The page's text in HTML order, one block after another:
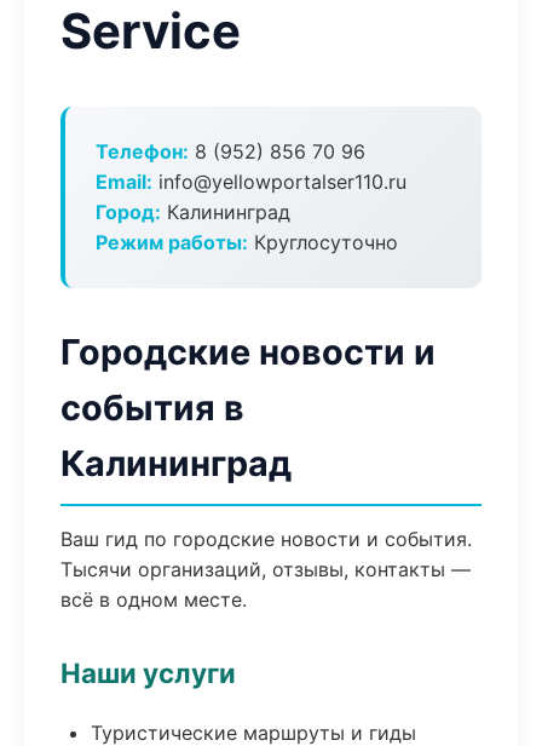
Service
Телефон: 8 (952) 856 70 96
Email: info@yellowportalser110.ru
Город: Калининград
Режим работы: Круглосуточно
Городские новости и
события в
Калининград
Ваш гид по городские новости и события.
Тысячи организаций, отзывы, контакты —
всё в одном месте.
Наши услуги
Туристические маршруты и гиды